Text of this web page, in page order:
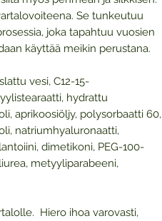
Se tunkeutuu
joka tapahtuu vuosien
käyttää meikin perustana.
vesi, C12-15-
hydrattu
aprikoosiöljy, polysorbaatti 60,
natriumhyaluronaatti,
dimetikoni, PEG-100-
metyyliparabeeni,
Hiero ihoa varovasti,